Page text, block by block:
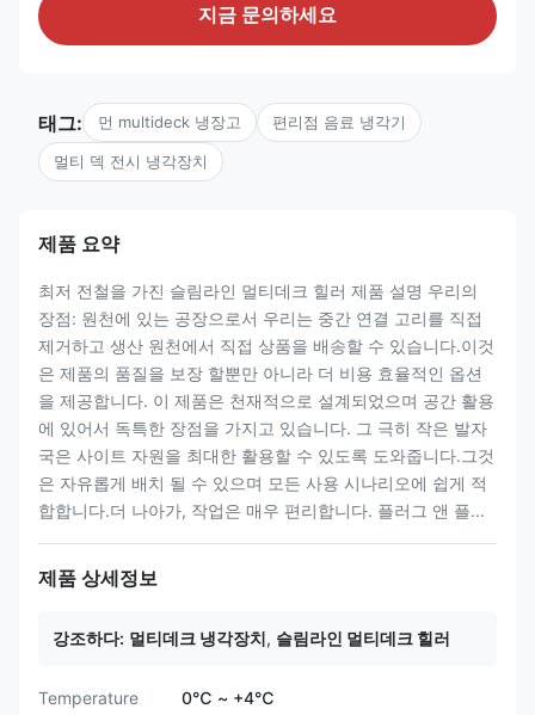
지금 문의하세요
태그: 먼 multideck 냉장고 편리점 음료 냉각기
멀티 덱 전시 냉각장치
제품 요약
최저 전철을 가진 슬림라인 멀티데크 힐러 제품 설명 우리의
장점: 원천에 있는 공장으로서 우리는 중간 연결 고리를 직접
제거하고 생산 원천에서 직접 상품을 배송할 수 있습니다.이것
은 제품의 품질을 보장 할뿐만 아니라 더 비용 효율적인 옵션
을 제공합니다. 이 제품은 천재적으로 설계되었으며 공간 활용
에 있어서 독특한 장점을 가지고 있습니다. 그 극히 작은 발자
국은 사이트 자원을 최대한 활용할 수 있도록 도와줍니다.그것
은 자유롭게 배치 될 수 있으며 모든 사용 시나리오에 쉽게 적
합합니다.더 나아가, 작업은 매우 편리합니다. 플러그 앤 플...
제품 상세정보
강조하다: 멀티데크 냉각장치, 슬림라인 멀티데크 힐러
Temperature
0℃ ~ +4℃